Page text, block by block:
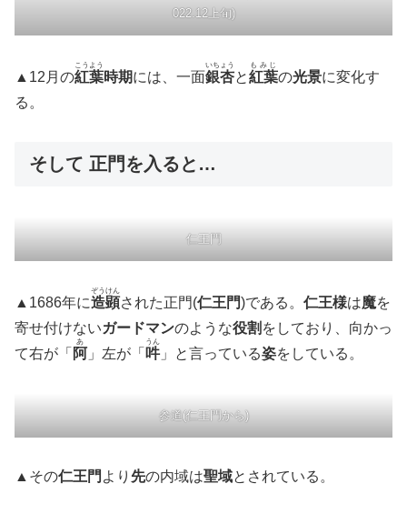
022.12上旬)
▲12月の紅葉
こうよう
時期には、一面銀杏
いちょう
と紅葉
もみじ
の光景に変化す
る。
そして 正門を入ると…
仁王門
▲1686年に造顕
ぞうけん
された正門(仁王門)である。 仁王様は魔を
寄せ付けないガードマンのような役割 をしており、向かっ
て右が「 阿
あ
」左が「 吽
うん
」と言っている姿をしている。
参道(仁王門から)
▲その仁王門 より 先の内域は聖域とされている。